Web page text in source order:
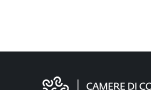
Informazioni